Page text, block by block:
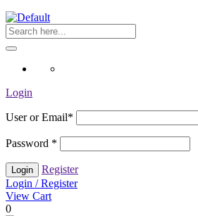
Login
User or Email*
Password *
Register
Login / Register
View Cart
0